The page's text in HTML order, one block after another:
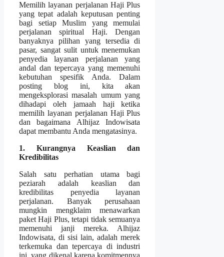
Memilih layanan perjalanan Haji Plus
yang tepat adalah keputusan penting
bagi setiap Muslim yang memulai
perjalanan spiritual Haji. Dengan
banyaknya pilihan yang tersedia di
pasar, sangat sulit untuk menemukan
penyedia layanan perjalanan yang
andal dan tepercaya yang memenuhi
kebutuhan spesifik Anda. Dalam
posting blog ini, kita akan
mengeksplorasi masalah umum yang
dihadapi oleh jamaah haji ketika
memilih layanan perjalanan Haji Plus
dan bagaimana Alhijaz Indowisata
dapat membantu Anda mengatasinya.
1. Kurangnya Keaslian dan
Kredibilitas
Salah satu perhatian utama bagi
peziarah adalah keaslian dan
kredibilitas penyedia layanan
perjalanan. Banyak perusahaan
mungkin mengklaim menawarkan
paket Haji Plus, tetapi tidak semuanya
memenuhi janji mereka. Alhijaz
Indowisata, di sisi lain, adalah merek
terkemuka dan tepercaya di industri